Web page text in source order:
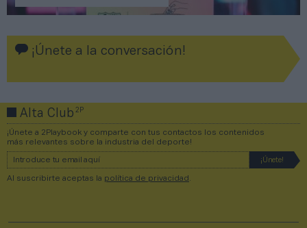
¡Únete a la conversación!
Alta Club2P
¡Únete a 2Playbook y comparte con tus contactos los contenidos
más relevantes sobre la industria del deporte!
Al suscribirte aceptas la política de privacidad